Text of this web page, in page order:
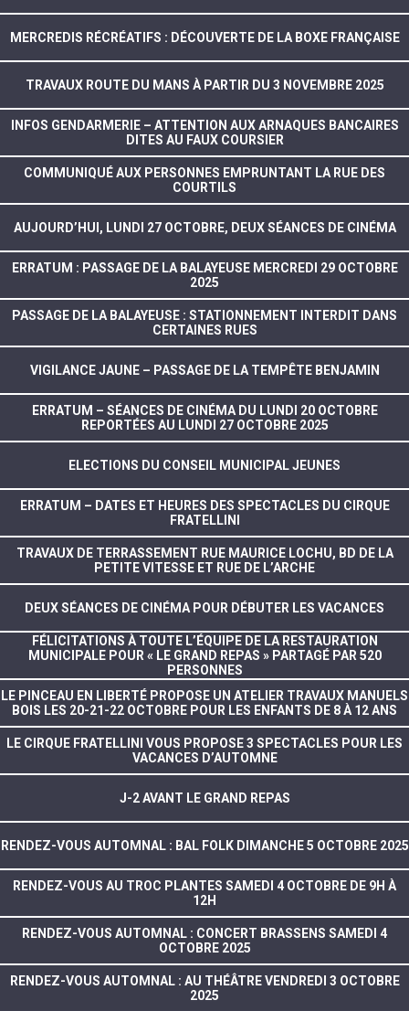
MERCREDIS RÉCRÉATIFS : DÉCOUVERTE DE LA BOXE FRANÇAISE
TRAVAUX ROUTE DU MANS À PARTIR DU 3 NOVEMBRE 2025
INFOS GENDARMERIE – ATTENTION AUX ARNAQUES BANCAIRES
DITES AU FAUX COURSIER
COMMUNIQUÉ AUX PERSONNES EMPRUNTANT LA RUE DES
COURTILS
AUJOURD’HUI, LUNDI 27 OCTOBRE, DEUX SÉANCES DE CINÉMA
ERRATUM : PASSAGE DE LA BALAYEUSE MERCREDI 29 OCTOBRE
2025
PASSAGE DE LA BALAYEUSE : STATIONNEMENT INTERDIT DANS
CERTAINES RUES
VIGILANCE JAUNE – PASSAGE DE LA TEMPÊTE BENJAMIN
ERRATUM – SÉANCES DE CINÉMA DU LUNDI 20 OCTOBRE
REPORTÉES AU LUNDI 27 OCTOBRE 2025
ELECTIONS DU CONSEIL MUNICIPAL JEUNES
ERRATUM – DATES ET HEURES DES SPECTACLES DU CIRQUE
FRATELLINI
TRAVAUX DE TERRASSEMENT RUE MAURICE LOCHU, BD DE LA
PETITE VITESSE ET RUE DE L’ARCHE
DEUX SÉANCES DE CINÉMA POUR DÉBUTER LES VACANCES
FÉLICITATIONS À TOUTE L’ÉQUIPE DE LA RESTAURATION
MUNICIPALE POUR « LE GRAND REPAS » PARTAGÉ PAR 520
PERSONNES
LE PINCEAU EN LIBERTÉ PROPOSE UN ATELIER TRAVAUX MANUELS
BOIS LES 20-21-22 OCTOBRE POUR LES ENFANTS DE 8 À 12 ANS
LE CIRQUE FRATELLINI VOUS PROPOSE 3 SPECTACLES POUR LES
VACANCES D’AUTOMNE
J-2 AVANT LE GRAND REPAS
RENDEZ-VOUS AUTOMNAL : BAL FOLK DIMANCHE 5 OCTOBRE 2025
RENDEZ-VOUS AU TROC PLANTES SAMEDI 4 OCTOBRE DE 9H À
12H
RENDEZ-VOUS AUTOMNAL : CONCERT BRASSENS SAMEDI 4
OCTOBRE 2025
RENDEZ-VOUS AUTOMNAL : AU THÉÂTRE VENDREDI 3 OCTOBRE
2025